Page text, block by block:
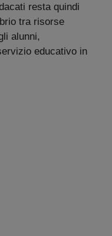
resta quindi
tra risorse
alunni,
educativo in